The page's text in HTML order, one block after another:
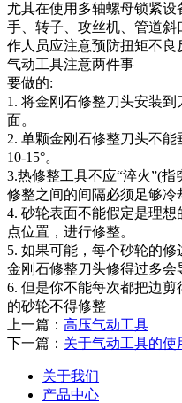
尤其在使用多轴螺母锁紧
手、转子、攻丝机、管道
作人员应注意预防扭矩不良
气动工具注意两件事
要做的:
1. 将金刚石修整刀头安装
面。
2. 单颗金刚石修整刀头不
10-15°。
3.热修整工具不应“淬火”(
修整之间的间隔必须足够冷
4. 砂轮表面不能假定是理
点位置，进行修整。
5. 如果可能，每个砂轮的修
金刚石修整刀头修得过多会
6. 但是你不能每次都把边
的砂轮不得修整
上一篇： 高压气动工具
下一篇： 关于气动工具的使
关于我们
产品中心